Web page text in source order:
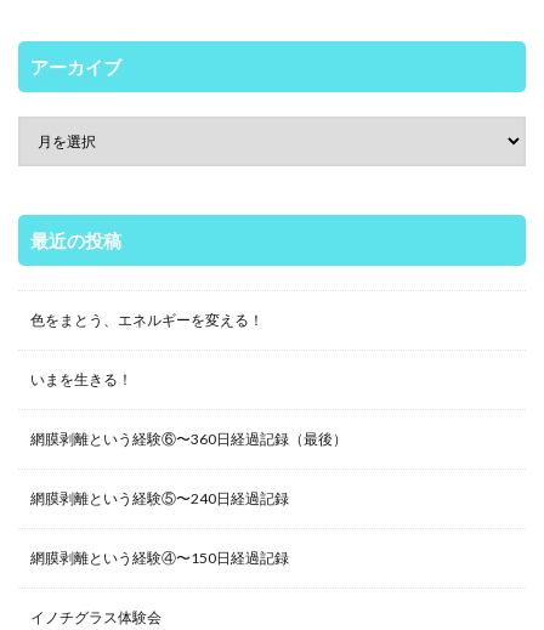
アーカイブ
最近の投稿
色をまとう、エネルギーを変える！
いまを生きる！
網膜剥離という経験⑥〜360日経過記録（最後）
網膜剥離という経験⑤〜240日経過記録
網膜剥離という経験④〜150日経過記録
イノチグラス体験会